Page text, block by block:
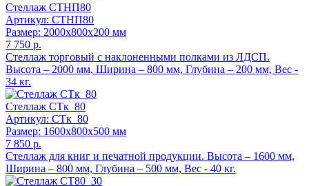
Стеллаж СТНП80
Артикул: СТНП80
Размер: 2000x800x200 мм
7 750 р.
Стеллаж торговый с наклоненными полками из ЛДСП.
Высота – 2000 мм, Ширина – 800 мм, Глубина – 200 мм, Вес -
34 кг.
Стеллаж СТк_80
Артикул: СТк_80
Размер: 1600x800x500 мм
7 850 р.
Стеллаж для книг и печатной продукции. Высота – 1600 мм,
Ширина – 800 мм, Глубина – 500 мм, Вес - 40 кг.